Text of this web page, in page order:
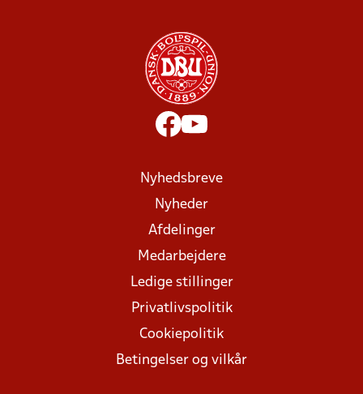
Nyhedsbreve
Nyheder
Afdelinger
Medarbejdere
Ledige stillinger
Privatlivspolitik
Cookiepolitik
Betingelser og vilkår